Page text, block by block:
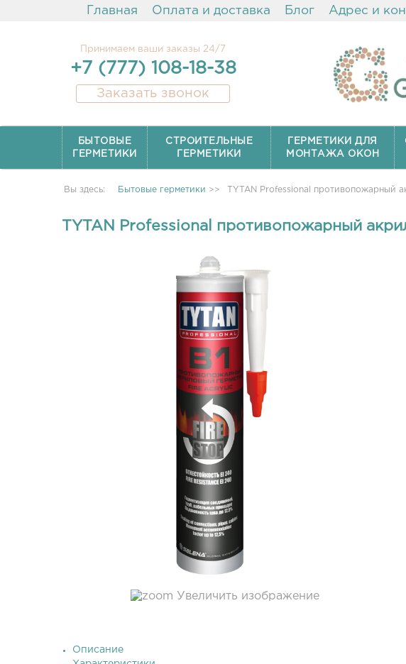
Главная Оплата и доставка Блог Адрес и
Принимаем ваши заказы 24/7
+7 (777) 108-18-38
Заказать звонок
БЫТОВЫЕ
ГЕРМЕТИКИ
СТРОИТЕЛЬНЫЕ
ГЕРМЕТИКИ
ГЕРМЕТИКИ ДЛЯ
МОНТАЖА ОКОН
Вы здесь: Бытовые герметики >> TYTAN Professional противопожарный
TYTAN Professional противопожарный
Увеличить изображение
Описание